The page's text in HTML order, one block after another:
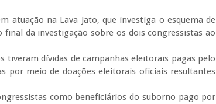
atuação na Lava Jato, que investiga o esquema de
da investigação sobre os dois congressistas ao
tiveram dívidas de campanhas eleitorais pagas pelo
por meio de doações eleitorais oficiais resultantes
como beneficiários do suborno pago por